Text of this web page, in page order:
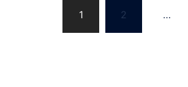
Navigation
des
1 2 …